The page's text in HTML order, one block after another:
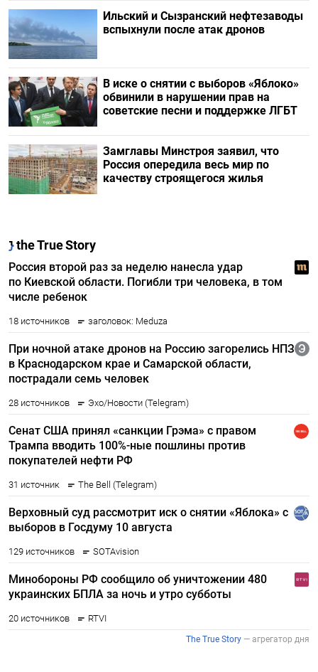
Ильский и Сызранский нефтезаводы
вспыхнули после атак дронов
В иске о снятии с выборов «Яблоко»
обвинили в нарушении прав на
советские песни и поддержке ЛГБТ
Замглавы Минстроя заявил, что
Россия опередила весь мир по
качеству строящегося жилья